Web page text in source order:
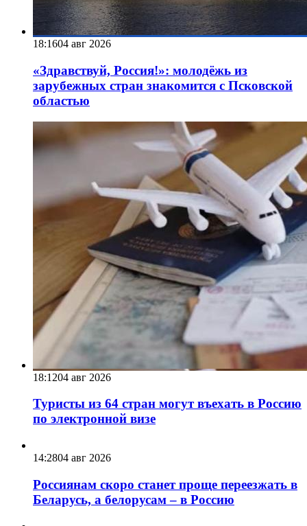
18:1604 авг 2026
«Здравствуй, Россия!»: молодёжь из
зарубежных стран знакомится с Псковской
областью
18:1204 авг 2026
Туристы из 64 стран могут въехать в Россию
по электронной визе
14:2804 авг 2026
Россиянам скоро станет проще переезжать в
Беларусь, а белорусам – в Россию